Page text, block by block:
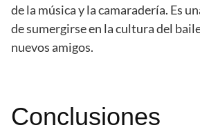
de la música y la camaradería. Es
de sumergirse en la cultura del
nuevos amigos.
Conclusiones